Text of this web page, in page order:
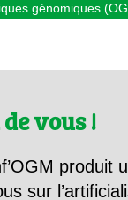
génomiques
vous !
produit
sur